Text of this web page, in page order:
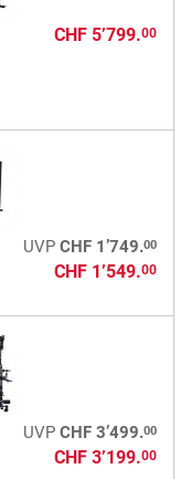
CHF 5’799.00
UVP CHF 1’749.00
CHF 1’549.00
UVP CHF 3’499.00
CHF 3’199.00